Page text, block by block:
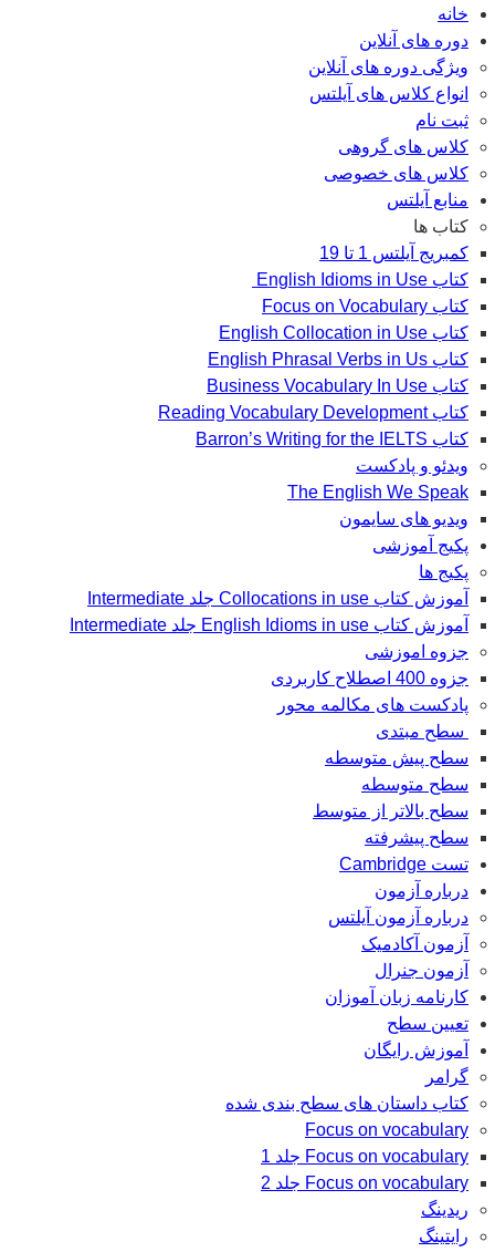
خانه
دوره های آنلاین
ویژگی دوره های آنلاین
انواع کلاس های آیلتس
ثبت نام
کلاس های گروهی
کلاس های خصوصی
منابع آیلتس
کتاب ها
کمبریج آیلتس 1 تا 19
کتاب English Idioms in Use
کتاب Focus on Vocabulary
کتاب English Collocation in Use
کتاب English Phrasal Verbs in Us
کتاب Business Vocabulary In Use
کتاب Reading Vocabulary Development
کتاب Barron’s Writing for the IELTS
ویدئو و پادکست
The English We Speak
ویدیو های سایمون
پکیج آموزشی
پکیج ها
آموزش کتاب Collocations in use جلد Intermediate
آموزش کتاب English Idioms in use جلد Intermediate
جزوه اموزشی
جزوه 400 اصطلاح کاربردی
پادکست های مکالمه محور
سطح مبتدی
سطح پیش متوسطه
سطح متوسطه
سطح بالاتر از متوسط
سطح پیشرفته
تست Cambridge
درباره آزمون
درباره آزمون آیلتس
آزمون آکادمیک
آزمون جنرال
کارنامه زبان آموزان
تعیین سطح
آموزش رایگان
گرامر
کتاب داستان های سطح بندی شده
Focus on vocabulary
Focus on vocabulary جلد 1
Focus on vocabulary جلد 2
ریدینگ
رایتینگ